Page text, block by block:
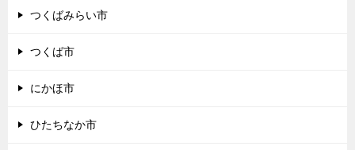
つくばみらい市
つくば市
にかほ市
ひたちなか市